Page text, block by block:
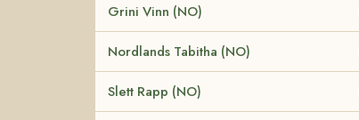
Grini Vinn (NO)
Nordlands Tabitha (NO)
Slett Rapp (NO)